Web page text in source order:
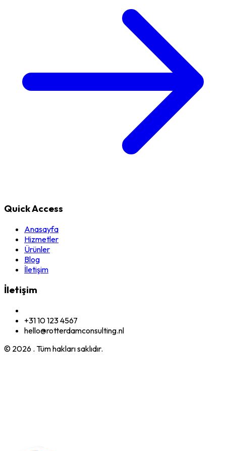
Quick Access
Anasayfa
Hizmetler
Ürünler
Blog
İletişim
İletişim
+31 10 123 4567
hello@rotterdamconsulting.nl
© 2026 . Tüm hakları saklıdır.